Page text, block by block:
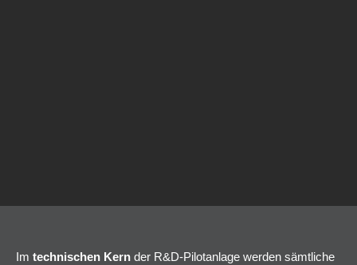
Im technischen Kern der R&D-Pilotanlage werden sämtliche